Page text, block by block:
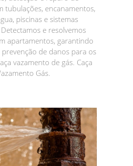
tubulações, encanamentos,
piscinas e sistemas
e resolvemos
apartamentos, garantindo
de danos para os
vazamento de gás. Caça
Gás.